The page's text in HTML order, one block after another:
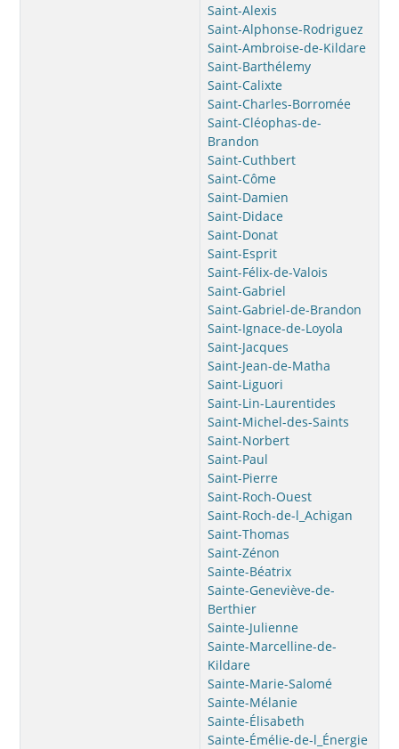
Saint-Alexis
Saint-Alphonse-Rodriguez
Saint-Ambroise-de-Kildare
Saint-Barthélemy
Saint-Calixte
Saint-Charles-Borromée
Saint-Cléophas-de-
Brandon
Saint-Cuthbert
Saint-Côme
Saint-Damien
Saint-Didace
Saint-Donat
Saint-Esprit
Saint-Félix-de-Valois
Saint-Gabriel
Saint-Gabriel-de-Brandon
Saint-Ignace-de-Loyola
Saint-Jacques
Saint-Jean-de-Matha
Saint-Liguori
Saint-Lin-Laurentides
Saint-Michel-des-Saints
Saint-Norbert
Saint-Paul
Saint-Pierre
Saint-Roch-Ouest
Saint-Roch-de-l_Achigan
Saint-Thomas
Saint-Zénon
Sainte-Béatrix
Sainte-Geneviève-de-
Berthier
Sainte-Julienne
Sainte-Marcelline-de-
Kildare
Sainte-Marie-Salomé
Sainte-Mélanie
Sainte-Élisabeth
Sainte-Émélie-de-l_Énergie